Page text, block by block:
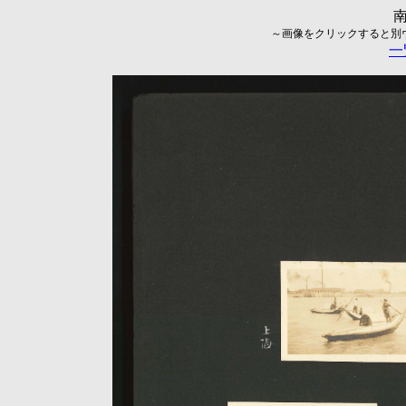
～画像をクリックすると
一